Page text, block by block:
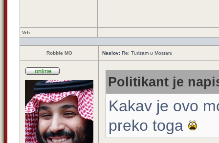
Vrh
Robbie MO Naslov: Re: Turizam u Mostaru
Politikant je
Kakav je ovo
preko toga